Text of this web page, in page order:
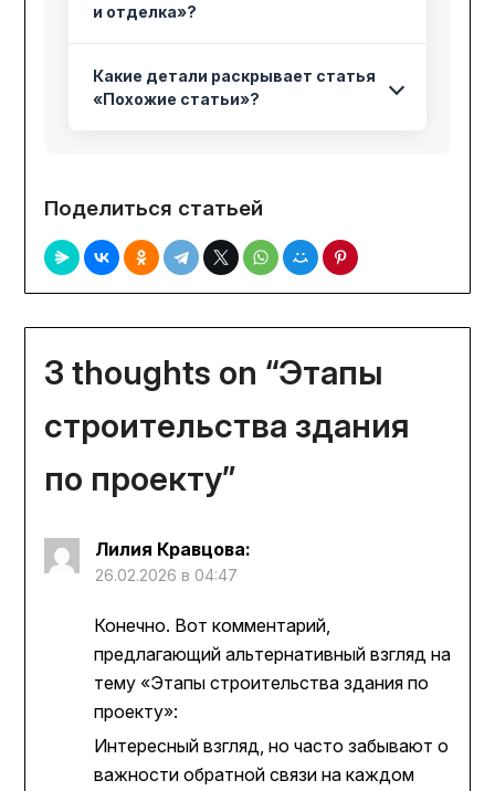
и отделка»?
Какие детали раскрывает статья
«Похожие статьи»?
Поделиться статьей
3 thoughts on “Этапы
строительства здания
по проекту”
Лилия Кравцова:
26.02.2026 в 04:47
Конечно. Вот комментарий,
предлагающий альтернативный взгляд на
тему «Этапы строительства здания по
проекту»:
Интересный взгляд, но часто забывают о
важности обратной связи на каждом